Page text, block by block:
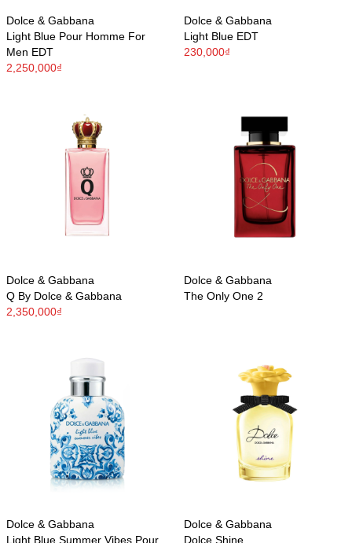
Dolce & Gabbana
Light Blue Pour Homme For
Men EDT
2,250,000₫
Dolce & Gabbana
Light Blue EDT
230,000₫
Dolce & Gabbana
Q By Dolce & Gabbana
2,350,000₫
Dolce & Gabbana
The Only One 2
Dolce & Gabbana
Light Blue Summer Vibes Pour
Dolce & Gabbana
Dolce Shine